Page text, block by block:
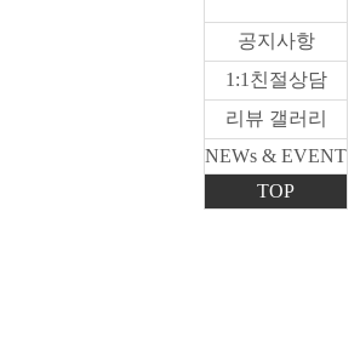
공지사항
1:1친절상담
리뷰 갤러리
NEWs & EVENT
TOP